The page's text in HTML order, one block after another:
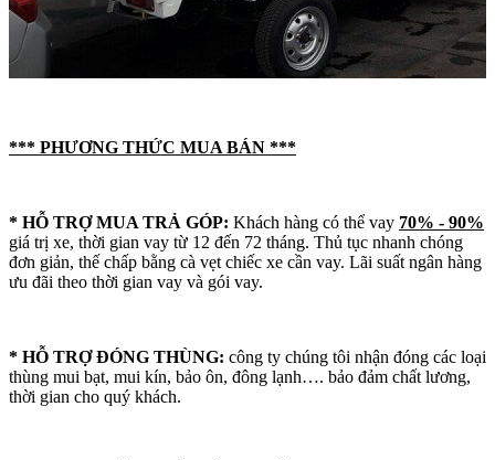
*** PHƯƠNG THỨC MUA BÁN ***
* HỖ TRỢ MUA TRẢ GÓP: Khách hàng có thể vay 70% - 90%
giá trị xe, thời gian vay từ 12 đến 72 tháng. Thủ tục nhanh chóng
đơn giản, thế chấp bằng cà vẹt chiếc xe cần vay. Lãi suất ngân hàng
ưu đãi theo thời gian vay và gói vay.
* HỖ TRỢ ĐÓNG THÙNG: công ty chúng tôi nhận đóng các loại
thùng mui bạt, mui kín, bảo ôn, đông lạnh…. bảo đảm chất lương,
thời gian cho quý khách.